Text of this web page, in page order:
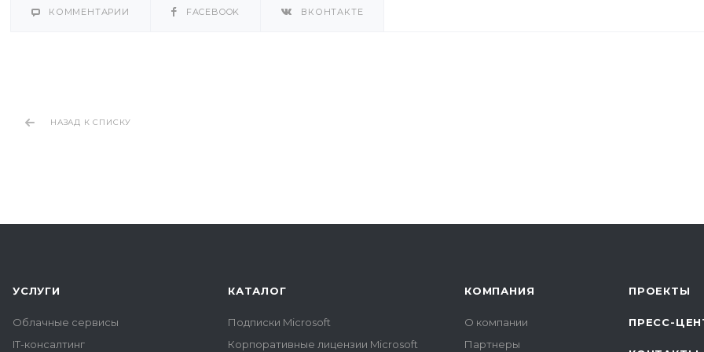
КОММЕНТАРИИ FACEBOOK ВКОНТАКТЕ
НАЗАД К СПИСКУ
УСЛУГИ
Облачные сервисы
IT-консалтинг
КАТАЛОГ
Подписки Microsoft
Корпоративные лицензии Microsoft
КОМПАНИЯ
О компании
Партнеры
ПРОЕКТЫ
ПРЕСС-